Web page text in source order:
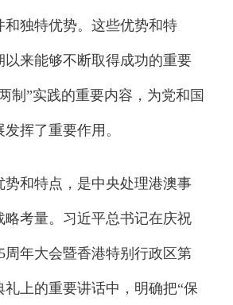
和独特优势。这些优势和特
以来能够不断取得成功的重要
制”实践的重要内容，为党和国
挥了重要作用。
和特点，是中央处理港澳事
略考量。习近平总书记在庆祝
周年大会暨香港特别行政区第
礼上的重要讲话中，明确把“保